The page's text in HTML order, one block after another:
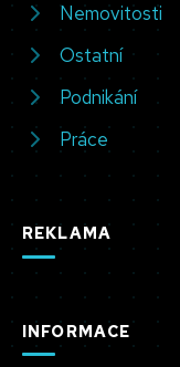
Nemovitosti
Ostatní
Podnikání
Práce
REKLAMA
INFORMACE